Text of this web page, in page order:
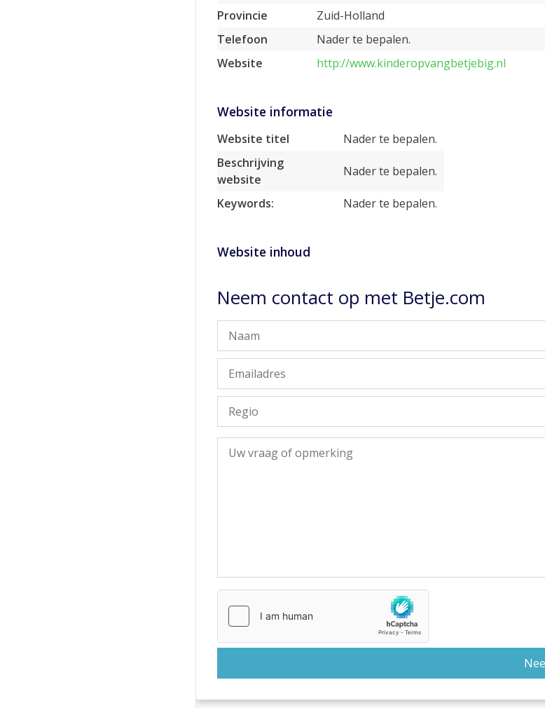
Provincie
Zuid-Holland
Telefoon
Nader te bepalen.
Website
http://www.kinderopvangbetjebig.nl
Website informatie
Website titel
Nader te bepalen.
Beschrijving
website
Nader te bepalen.
Keywords: Nader te bepalen.
Website inhoud
Neem contact op met Betje.com